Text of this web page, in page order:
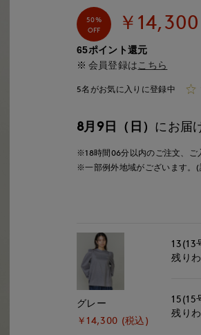
50%
OFF
￥14,300
65ポイント還元
会員登録は こちら
5名がお気に入りに登録中
8月9日（日） にお届
※18時間06分以内のご注文、ご
※一部例外地域がございます。(
グレー
￥14,300 (税込)
13(13
残り
15(15
残り